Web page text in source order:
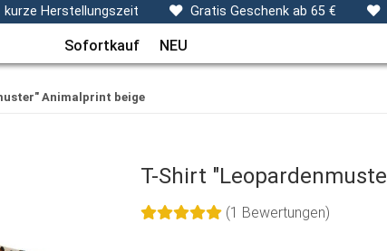
kurze Herstellungszeit Gratis Geschenk ab 65 €
& Co Themen Sets Frühchenkleidung
Sofortkauf NEU
Animalprint beige
T-Shirt
(1 Bewertungen)